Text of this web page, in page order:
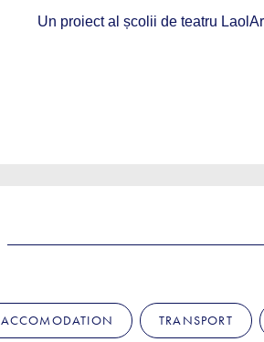
Un proiect al școlii de teatru
ACCOMODATION TRANSPORT